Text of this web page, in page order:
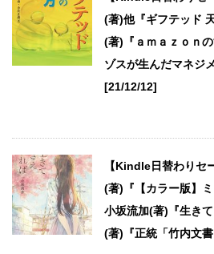
(著)他『ギフテッド
(著)『ａｍａｚｏｎ
ゾスが生んだマネジ
[21/12/12]
【Kindle日替わりセ
(著)『【カラー版】
小坂流加(著)『生き
(著)『正統「竹内文